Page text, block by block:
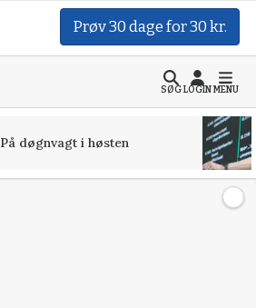
Prøv 30 dage for 30 kr.
SØGLOGINMENU
På døgnvagt i høsten